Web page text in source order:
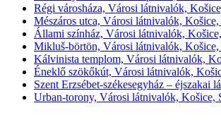
Régi városháza, Városi látnivalók,
Mészáros utca, Városi látnivalók,
Állami színház, Városi látnivalók,
Mikluš-börtön, Városi látnivalók, Košice,
Kálvinista templom, Városi látnivalók,
Éneklő szökőkút, Városi látnivalók,
Szent Erzsébet-székesegyház –
Urban-torony, Városi látnivalók, Košice,